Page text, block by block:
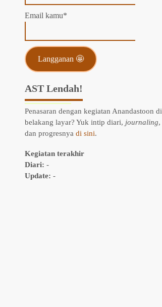
Email kamu*
AST Lendah!
Penasaran dengan kegiatan Anandastoon di
belakang layar? Yuk intip diari, journaling,
dan progresnyadi sini.
Kegiatan terakhir
Diari:-
Update:-